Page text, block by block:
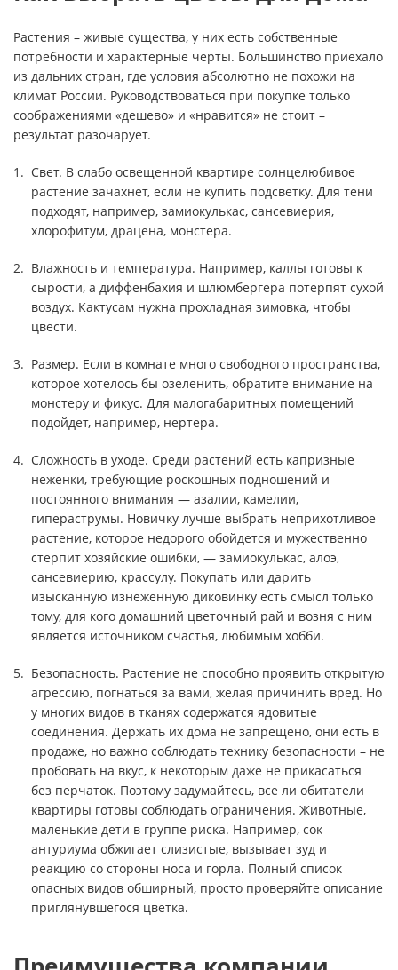
Растения – живые существа, у них есть собственные
потребности и характерные черты. Большинство приехало
из дальних стран, где условия абсолютно не похожи на
климат России. Руководствоваться при покупке только
соображениями «дешево» и «нравится» не стоит –
результат разочарует.
Свет. В слабо освещенной квартире солнцелюбивое
растение зачахнет, если не купить подсветку. Для тени
подходят, например, замиокулькас, сансевиерия,
хлорофитум, драцена, монстера.
Влажность и температура. Например, каллы готовы к
сырости, а диффенбахия и шлюмбергера потерпят сухой
воздух. Кактусам нужна прохладная зимовка, чтобы
цвести.
Размер. Если в комнате много свободного пространства,
которое хотелось бы озеленить, обратите внимание на
монстеру и фикус. Для малогабаритных помещений
подойдет, например, нертера.
Сложность в уходе. Среди растений есть капризные
неженки, требующие роскошных подношений и
постоянного внимания — азалии, камелии,
гипераструмы. Новичку лучше выбрать неприхотливое
растение, которое недорого обойдется и мужественно
стерпит хозяйские ошибки, — замиокулькас, алоэ,
сансевиерию, крассулу. Покупать или дарить
изысканную изнеженную диковинку есть смысл только
тому, для кого домашний цветочный рай и возня с ним
является источником счастья, любимым хобби.
Безопасность. Растение не способно проявить открытую
агрессию, погнаться за вами, желая причинить вред. Но
у многих видов в тканях содержатся ядовитые
соединения. Держать их дома не запрещено, они есть в
продаже, но важно соблюдать технику безопасности – не
пробовать на вкус, к некоторым даже не прикасаться
без перчаток. Поэтому задумайтесь, все ли обитатели
квартиры готовы соблюдать ограничения. Животные,
маленькие дети в группе риска. Например, сок
антуриума обжигает слизистые, вызывает зуд и
реакцию со стороны носа и горла. Полный список
опасных видов обширный, просто проверяйте описание
приглянувшегося цветка.